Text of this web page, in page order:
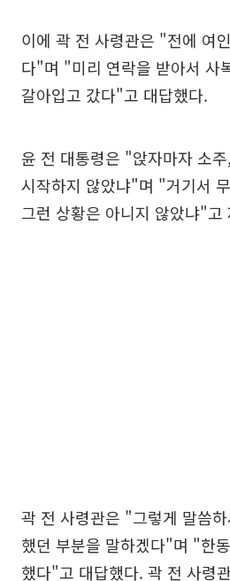
이에 곽 전 사령관은 "전에 여
다"며 "미리 연락을 받아서 사
갈아입고 갔다"고 대답했다.
윤 전 대통령은 "앉자마자 소
시작하지 않았냐"며 "거기서
그런 상황은 아니지 않았냐"고
곽 전 사령관은 "그렇게 말씀
했던 부분을 말하겠다"며 "한
했다"고 대답했다. 곽 전 사령